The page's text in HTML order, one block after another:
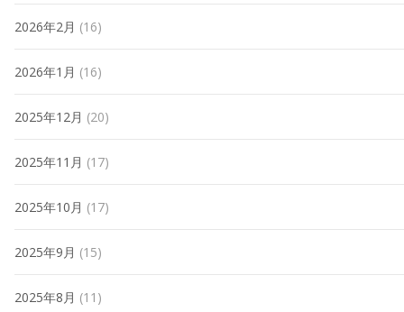
2026年2月 (16)
2026年1月 (16)
2025年12月 (20)
2025年11月 (17)
2025年10月 (17)
2025年9月 (15)
2025年8月 (11)